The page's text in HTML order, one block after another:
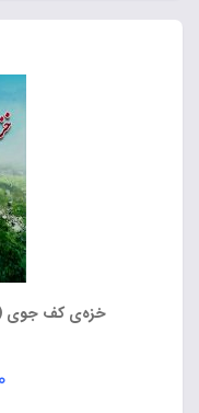
خزه‌ی کف جوی